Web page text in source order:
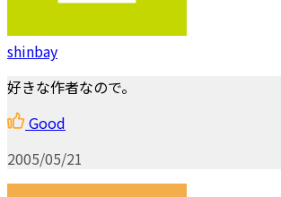
shinbay
好きな作者なので。
Good
2005/05/21